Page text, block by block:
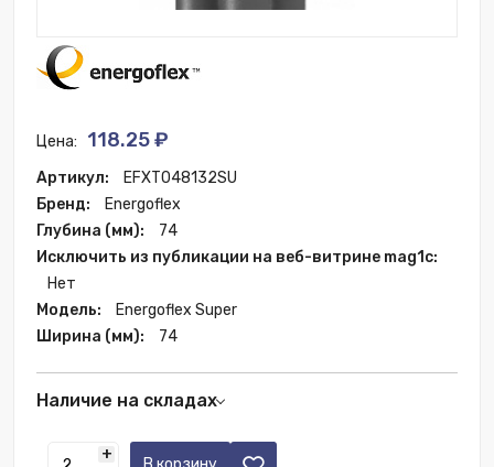
Цена: 118.25 ₽
Артикул:
EFXT048132SU
Бренд:
Energoflex
Глубина (мм):
74
Исключить из публикации на веб-витрине mag1c:
Нет
Модель:
Energoflex Super
Ширина (мм):
74
Наличие на складах
Москва:
470 шт.
+